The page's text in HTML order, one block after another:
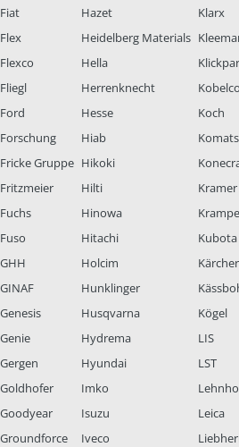
Fiat
Flex
Flexco
Fliegl
Ford
Forschung
Fricke Gruppe
Fritzmeier
Fuchs
Fuso
GHH
GINAF
Genesis
Genie
Gergen
Goldhofer
Goodyear
Groundforce
Hazet
Heidelberg Materials
Hella
Herrenknecht
Hesse
Hiab
Hikoki
Hilti
Hinowa
Hitachi
Holcim
Hunklinger
Husqvarna
Hydrema
Hyundai
Imko
Isuzu
Iveco
Klarx
Kobelco
Koch
Kramer
Krampe
Kubota
Kärcher
Kögel
LIS
LST
Leica